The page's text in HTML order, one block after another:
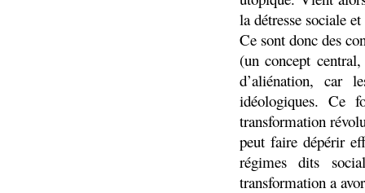
la détresse sociale
Ce sont donc des
(un concept
d’aliénation, car
idéologiques. Ce
transformation
peut faire dépérir
régimes dits
transformation a